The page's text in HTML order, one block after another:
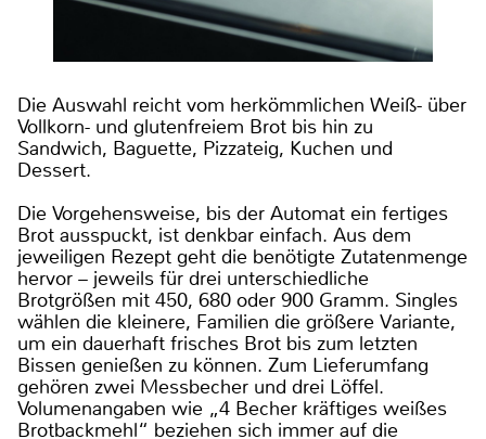
Die Auswahl reicht vom herkömmlichen Weiß- über
Vollkorn- und glutenfreiem Brot bis hin zu
Sandwich, Baguette, Pizzateig, Kuchen und
Dessert.
Die Vorgehensweise, bis der Automat ein fertiges
Brot ausspuckt, ist denkbar einfach. Aus dem
jeweiligen Rezept geht die benötigte Zutatenmenge
hervor – jeweils für drei unterschiedliche
Brotgrößen mit 450, 680 oder 900 Gramm. Singles
wählen die kleinere, Familien die größere Variante,
um ein dauerhaft frisches Brot bis zum letzten
Bissen genießen zu können. Zum Lieferumfang
gehören zwei Messbecher und drei Löffel.
Volumenangaben wie „4 Becher kräftiges weißes
Brotbackmehl“ beziehen sich immer auf die